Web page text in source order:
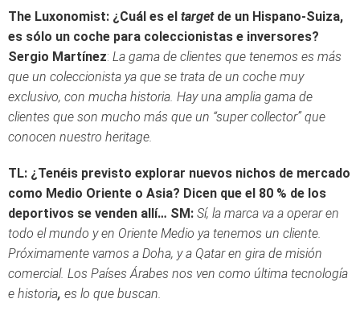
The Luxonomist: ¿Cuál es el targetde un Hispano-Suiza,
es sólo un coche para coleccionistas e inversores?
Sergio Martínez: La gama de clientes que tenemos es más
que un coleccionista ya que se trata de un coche muy
exclusivo, con mucha historia. Hay una amplia gama de
clientes que son mucho más que un “super collector” que
conocen nuestro heritage.
TL: ¿Tenéis previsto explorar nuevos nichos de mercado
como Medio Oriente o Asia? Dicen que el 80 % de los
deportivos se venden allí… SM: Sí, la marca va a operar en
todo el mundo y en Oriente Medio ya tenemos un cliente.
Próximamente vamos a Doha, y a Qatar en gira de misión
comercial. Los Países Árabes nos ven como última tecnología
e historia, es lo que buscan.